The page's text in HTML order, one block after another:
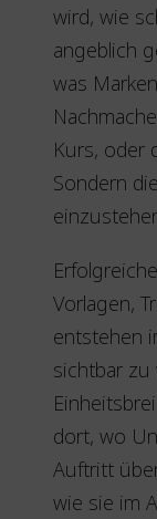
wird, wie
angeblich
was
Kurs, oder
Sondern
Vorlagen,
entstehen
sichtbar
dort, wo
Auftritt
wie sie im